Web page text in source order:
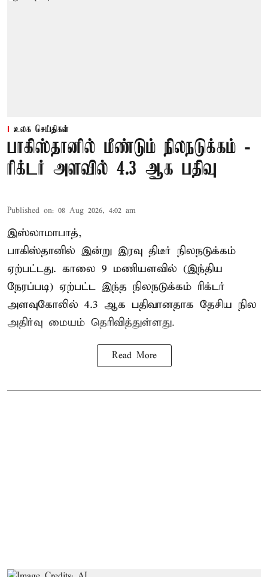
உலக செய்திகள்
பாகிஸ்தானில் மீண்டும் நிலநடுக்கம் -
ரிக்டர் அளவில் 4.3 ஆக பதிவு
Published on: 08 Aug 2026, 4:02 am
இஸ்லாமாபாத்,
பாகிஸ்தானில் இன்று இரவு திடீர் நிலநடுக்கம்
ஏற்பட்டது. காலை 9 மணியளவில் (இந்திய
நேரப்படி) ஏற்பட்ட இந்த நிலநடுக்கம் ரிக்டர்
அளவுகோலில் 4.3 ஆக பதிவானதாக தேசிய நில
அதிர்வு மையம் தெரிவித்துள்ளது.
Read More